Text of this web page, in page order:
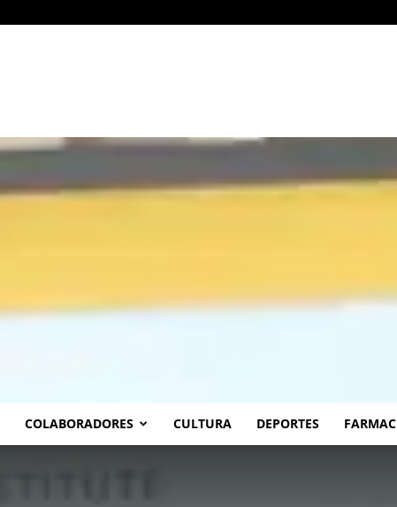
COLABORADORES CULTURA DEPORTES